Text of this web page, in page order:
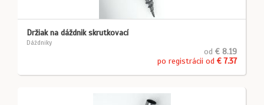
Držiak na dáždnik skrutkovací
Dáždniky
od € 8.19
po registrácii od € 7.37